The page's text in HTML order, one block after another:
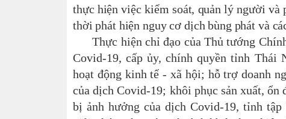
thực hiện việc kiểm soát, quản lý người
thời phát hiện nguy cơ dịch bùng phát và
Thực hiện chỉ đạo của Thủ tướng
Covid-19, cấp ủy, chính quyền tỉnh Thái
hoạt động kinh tế - xã hội; hỗ trợ doanh
của dịch Covid-19; khôi phục sản xuất, ổn
bị ảnh hưởng của dịch Covid-19, tỉnh